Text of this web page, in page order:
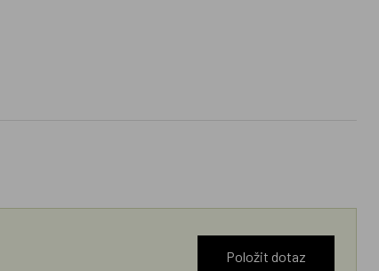
Položit dotaz